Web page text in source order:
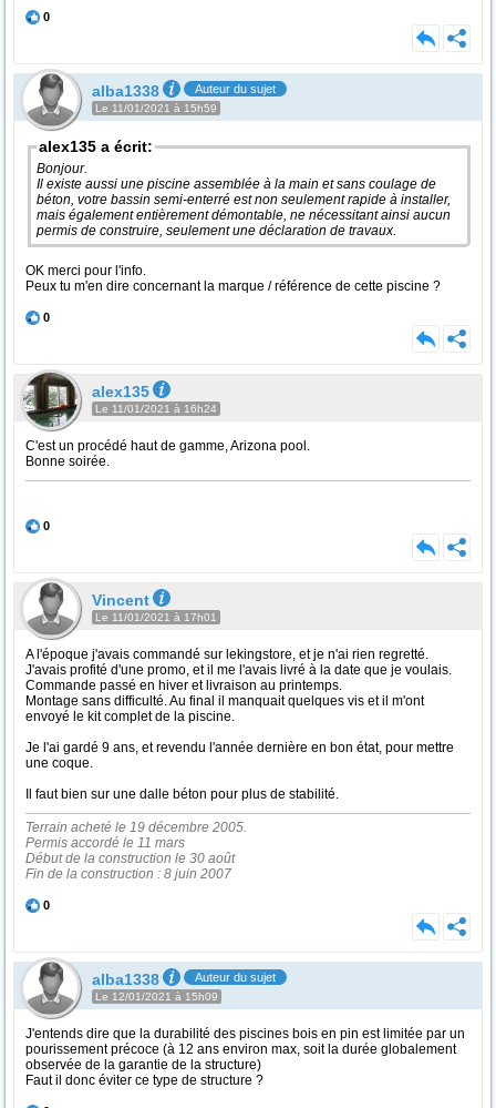
0
alba1338 Auteur du sujet
Le 11/01/2021 à 15h59
alex135 a écrit:
Bonjour.
Il existe aussi une piscine assemblée à la main et sans coulage de
béton, votre bassin semi-enterré est non seulement rapide à installer,
mais également entièrement démontable, ne nécessitant ainsi aucun
permis de construire, seulement une déclaration de travaux.
OK merci pour l'info.
Peux tu m'en dire concernant la marque / référence de cette piscine ?
0
alex135
Le 11/01/2021 à 16h24
C'est un procédé haut de gamme, Arizona pool.
Bonne soirée.
0
Vincent
Le 11/01/2021 à 17h01
A l'époque j'avais commandé sur lekingstore, et je n'ai rien regretté.
J'avais profité d'une promo, et il me l'avais livré à la date que je voulais.
Commande passé en hiver et livraison au printemps.
Montage sans difficulté. Au final il manquait quelques vis et il m'ont
envoyé le kit complet de la piscine.
Je l'ai gardé 9 ans, et revendu l'année dernière en bon état, pour mettre
une coque.
Il faut bien sur une dalle béton pour plus de stabilité.
Terrain acheté le 19 décembre 2005.
Permis accordé le 11 mars
Début de la construction le 30 août
Fin de la construction : 8 juin 2007
0
alba1338 Auteur du sujet
Le 12/01/2021 à 15h09
J'entends dire que la durabilité des piscines bois en pin est limitée par un
pourissement précoce (à 12 ans environ max, soit la durée globalement
observée de la garantie de la structure)
Faut il donc éviter ce type de structure ?